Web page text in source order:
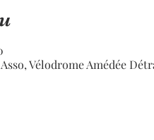
Vélodrome Amédée